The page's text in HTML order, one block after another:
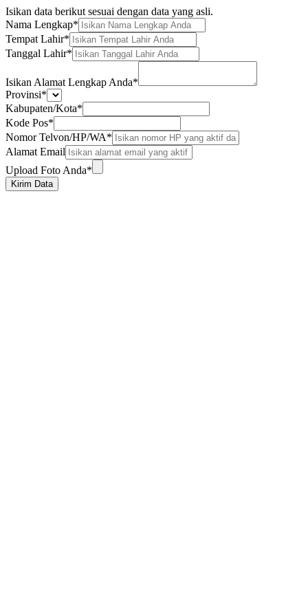
Isikan data berikut sesuai dengan data yang asli.
Nama Lengkap*
Tempat Lahir*
Tanggal Lahir*
Isikan Alamat Lengkap Anda*
Provinsi*
Kabupaten/Kota*
Kode Pos*
Nomor Telvon/HP/WA*
Alamat Email
Upload Foto Anda*
Kirim Data